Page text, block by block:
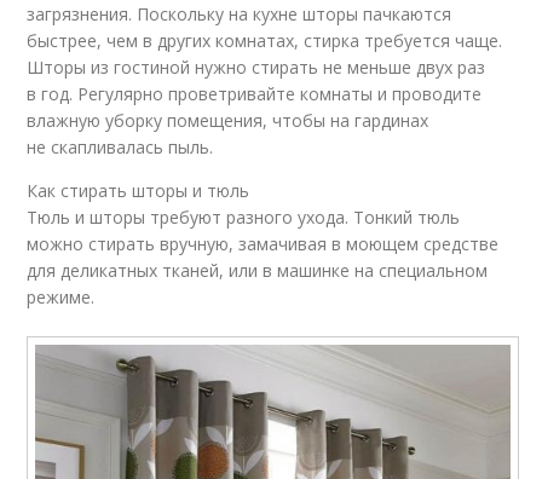
загрязнения. Поскольку на кухне шторы пачкаются
быстрее, чем в других комнатах, стирка требуется чаще.
Шторы из гостиной нужно стирать не меньше двух раз
в год. Регулярно проветривайте комнаты и проводите
влажную уборку помещения, чтобы на гардинах
не скапливалась пыль.
Как стирать шторы и тюль
Тюль и шторы требуют разного ухода. Тонкий тюль
можно стирать вручную, замачивая в моющем средстве
для деликатных тканей, или в машинке на специальном
режиме.